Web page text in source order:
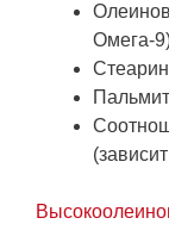
Омега-